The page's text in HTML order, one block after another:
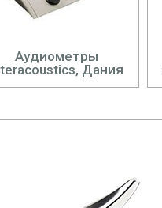
Аудиометры
Дания